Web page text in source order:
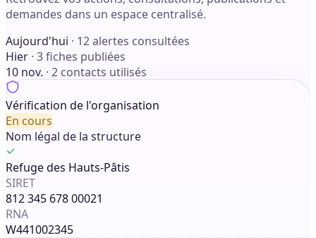
demandes dans un espace centralisé.
Aujourd'hui · 12 alertes consultées
Hier · 3 fiches publiées
10 nov. · 2 contacts utilisés
Vérification de l'organisation
En cours
Nom légal de la structure
Refuge des Hauts-Pâtis
SIRET
812 345 678 00021
RNA
W441002345